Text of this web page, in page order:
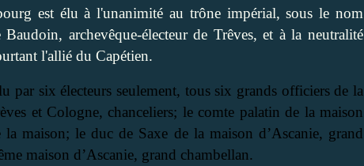
est élu à l'unanimité au trône impérial, sous le nom
archevêque-électeur de Trêves, et à la neutralité
l'allié du Capétien.
par six électeurs seulement, tous six grands officiers de la
et Cologne, chanceliers; le comte palatin de la maison
maison; le duc de Saxe de la maison d’Ascanie, grand
maison d’Ascanie, grand chambellan.